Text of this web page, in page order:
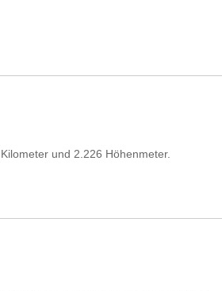
und 2.226 Höhenmeter.